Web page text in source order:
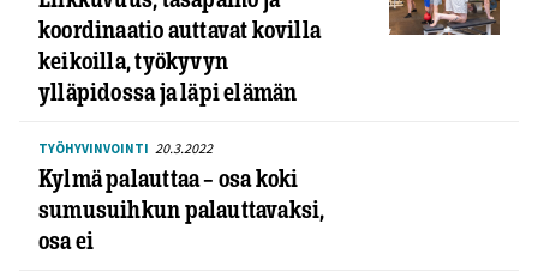
koordinaatio auttavat kovilla
keikoilla, työkyvyn
ylläpidossa ja läpi elämän
TYÖHYVINVOINTI 20.3.2022
Kylmä palauttaa – osa koki
sumusuihkun palauttavaksi,
osa ei